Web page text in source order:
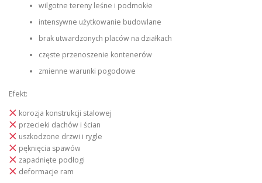
wilgotne tereny leśne i podmokłe
intensywne użytkowanie budowlane
brak utwardzonych placów na działkach
częste przenoszenie kontenerów
zmienne warunki pogodowe
Efekt:
korozja konstrukcji stalowej
przecieki dachów i ścian
uszkodzone drzwi i rygle
pęknięcia spawów
zapadnięte podłogi
deformacje ram